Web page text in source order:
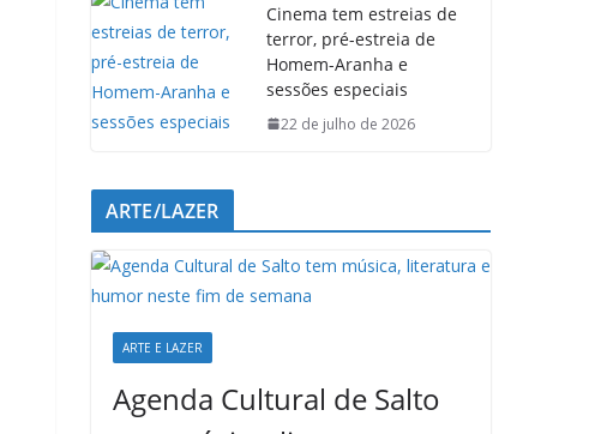
Cinema tem estreias de
terror, pré-estreia de
Homem-Aranha e
sessões especiais
22 de julho de 2026
ARTE/LAZER
ARTE E LAZER
Agenda Cultural de Salto